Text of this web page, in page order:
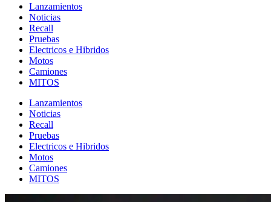
Lanzamientos
Noticias
Recall
Pruebas
Electricos e Hibridos
Motos
Camiones
MITOS
Lanzamientos
Noticias
Recall
Pruebas
Electricos e Hibridos
Motos
Camiones
MITOS